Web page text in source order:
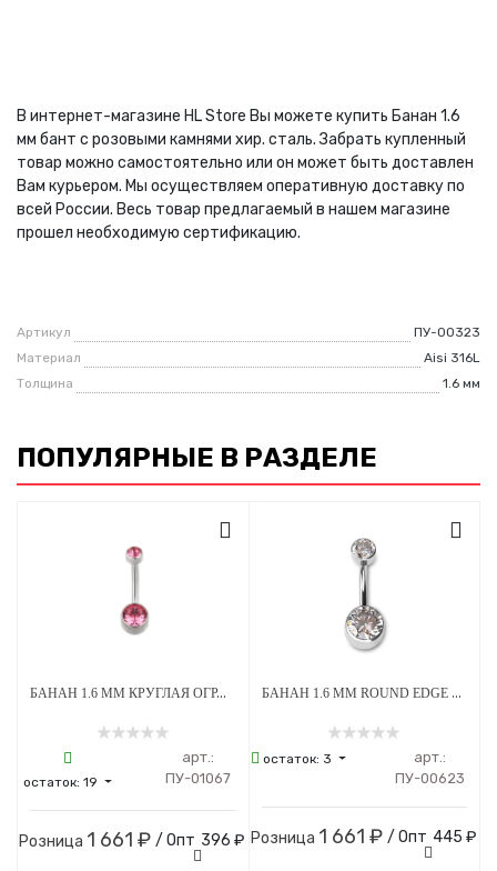
В интернет-магазине HL Store Вы можете купить Банан 1.6
мм бант с розовыми камнями хир. сталь. Забрать купленный
товар можно самостоятельно или он может быть доставлен
Вам курьером. Мы осуществляем оперативную доставку по
всей России. Весь товар предлагаемый в нашем магазине
прошел необходимую сертификацию.
Артикул
ПУ-00323
Материал
Aisi 316L
Толщина
1.6 мм
ПОПУЛЯРНЫЕ В РАЗДЕЛЕ
БАНАН 1.6 ММ КРУГЛАЯ ОГРАНКА СТРАЗЫ PINK 4*6 ММ ВНУТРЕННЯЯ РЕЗЬБА ТИТАН
остаток: 19
арт.:
ПУ-01067
Розница 1 661 ₽ / Опт 396 ₽
БАНАН 1.6 ММ ROUND EDGE CLEAR CRYSTAL 5 Х 8 ММ ВНУТРЕННЯЯ РЕЗЬБА ТИТАН
остаток: 3
арт.:
ПУ-00623
Розница 1 661 ₽ / Опт 445 ₽